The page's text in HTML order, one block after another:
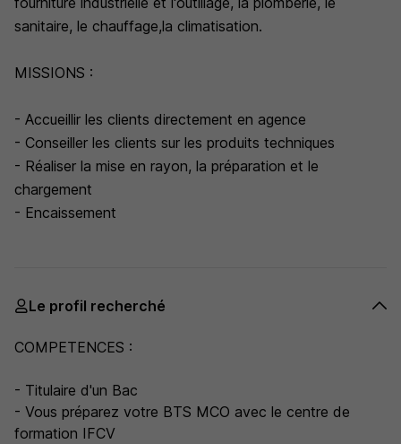
sanitaire, le chauffage,la climatisation.
MISSIONS :
- Accueillir les clients directement en agence
- Conseiller les clients sur les produits techniques
- Réaliser la mise en rayon, la préparation et le
chargement
- Encaissement
Le profil recherché
COMPETENCES :
- Titulaire d'un Bac
- Vous préparez votre BTS MCO avec le centre de
formation IFCV